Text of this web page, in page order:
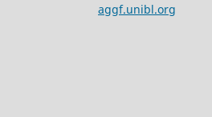
aggf.unibl.org